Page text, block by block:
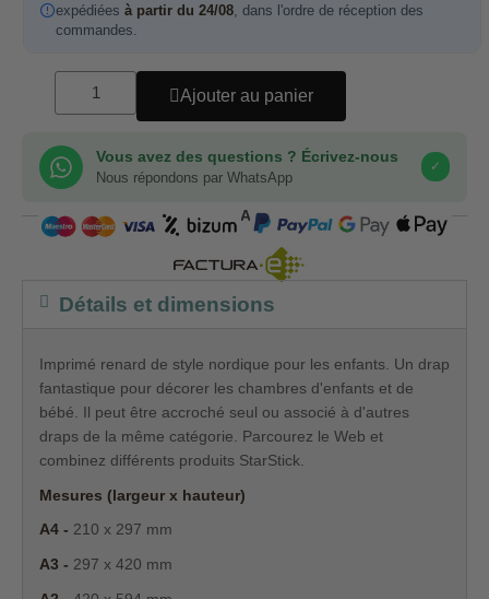
expédiées à partir du 24/08 , dans l'ordre de réception des
commandes.
Ajouter au panier
Vous avez des questions ? Écrivez-nous
Nous répondons par WhatsApp
✓
COMPRA SEGURA
Détails et dimensions
Imprimé renard de style nordique pour les enfants. Un drap
fantastique pour décorer les chambres d'enfants et de
bébé. Il peut être accroché seul ou associé à d'autres
draps de la même catégorie. Parcourez le Web et
combinez différents produits StarStick.
Mesures (largeur x hauteur)
A4 - 210 x 297 mm
A3 - 297 x 420 mm